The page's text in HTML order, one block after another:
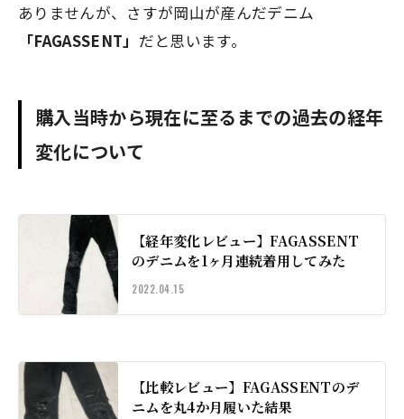
ありませんが、さすが岡山が産んだデニム
「FAGASSENT」 だと思います。
購入当時から現在に至るまでの過去の経年
変化について
【経年変化レビュー】FAGASSENT
のデニムを1ヶ月連続着用してみた
2022.04.15
【比較レビュー】FAGASSENTのデ
ニムを丸4か月履いた結果